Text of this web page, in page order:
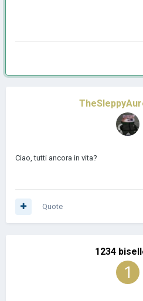
Ciao, tutti ancora in vita?
Quote
1234